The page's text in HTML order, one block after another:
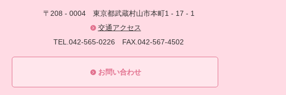
〒208 - 0004 東京都武蔵村山市本町1 - 17 - 1
交通アクセス
TEL.042-565-0226 FAX.042-567-4502
お問い合わせ